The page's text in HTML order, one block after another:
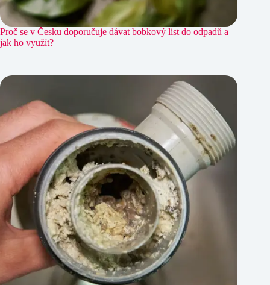
Proč se v Česku doporučuje dávat bobkový list do odpadů a
jak ho využít?